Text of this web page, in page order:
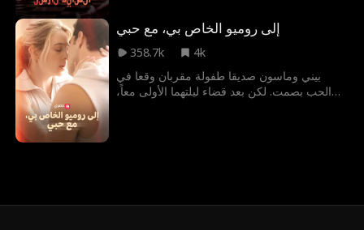
إلى روميو الخاص بي، مع حبي
358.7k
4k
بيني وماسون صديقا طفولة مقربان وقعا في
الحب بصمت. لكن بعد قضاء ليلتهما الأولى معاً،